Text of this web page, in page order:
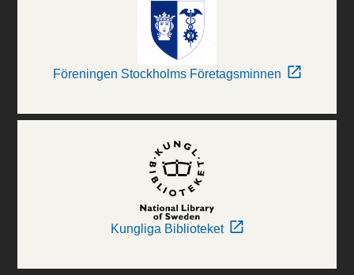
Föreningen Stockholms Företagsminnen
Kungliga Biblioteket